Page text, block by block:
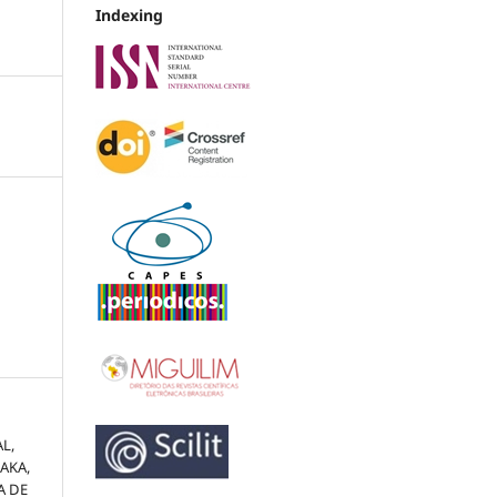
DE
Indexing